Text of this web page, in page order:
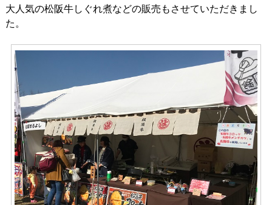
大人気の松阪牛しぐれ煮などの販売もさせていただきまし
た。